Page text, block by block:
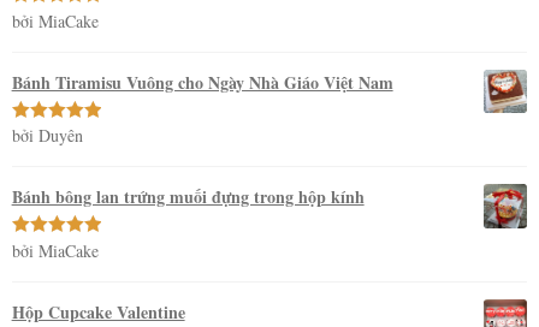
Được xếp
bởi MiaCake
Bánh Tiramisu Vuông cho Ngày Nhà Giáo Việt Nam
Được xếp
sao
bởi Duyên
Bánh bông lan trứng muối đựng trong hộp kính
Được xếp
bởi MiaCake
Hộp Cupcake Valentine